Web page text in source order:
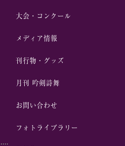
⼤会・コンクール
メディア情報
刊行物・グッズ
⽉刊 吟剣詩舞
お問い合わせ
フォトライブラリー